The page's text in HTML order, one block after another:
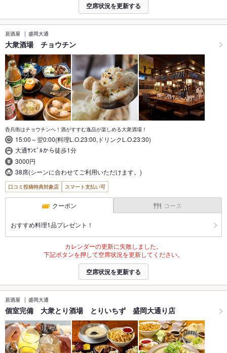
空席状況を更新する
居酒屋 盛岡大通
大衆酒場 チョウチン
呑兵衛はチョウチンへ！酒がすすむ逸品が楽しめる大衆酒場！
15:00～翌0:00(料理L.O.23:00,ドリンクL.O.23:30)
大通ｻﾝﾋﾞﾙから徒歩1分
3000円
38席(シーンに合わせてご利用いただけます。)
口コミ投稿特典対象店 スマート支払い可
クーポン コース
おすすめ料理1品プレゼント！
カレンダーの更新に失敗しました。
下記ボタンを押して空席状況を更新してください。
空席状況を更新する
居酒屋 盛岡大通
個室完備 大衆とり酒場 とりいちず 盛岡大通り店